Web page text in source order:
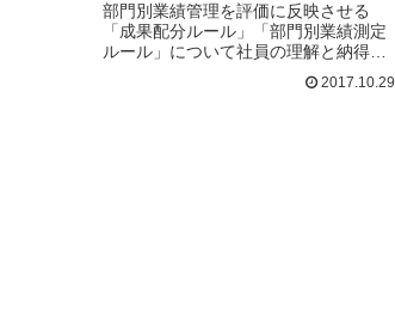
部門別業績管理を評価に反映させる
「成果配分ルール」「部門別業績測定
ルール」について社員の理解と納得が
2017.10.29